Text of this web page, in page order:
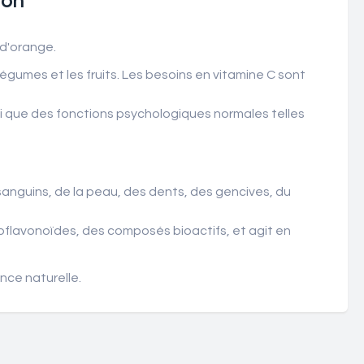
et les fruits. Les besoins en vitamine C sont
des fonctions psychologiques normales telles
de la peau, des dents, des gencives, du
des composés bioactifs, et agit en
naturelle.